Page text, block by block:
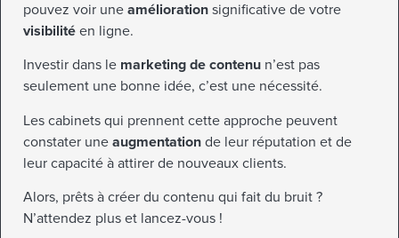
pouvez voir une amélioration significative de votre
visibilité en ligne.
Investir dans le marketing de contenu n’est pas
seulement une bonne idée, c’est une nécessité.
Les cabinets qui prennent cette approche peuvent
constater une augmentation de leur réputation et de
leur capacité à attirer de nouveaux clients.
Alors, prêts à créer du contenu qui fait du bruit ?
N’attendez plus et lancez-vous !